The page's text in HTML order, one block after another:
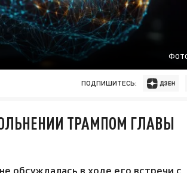
ПОДПИШИТЕСЬ:
ТРАМПОМ ГЛАВЫ
обсуждалась в ходе его встречи с